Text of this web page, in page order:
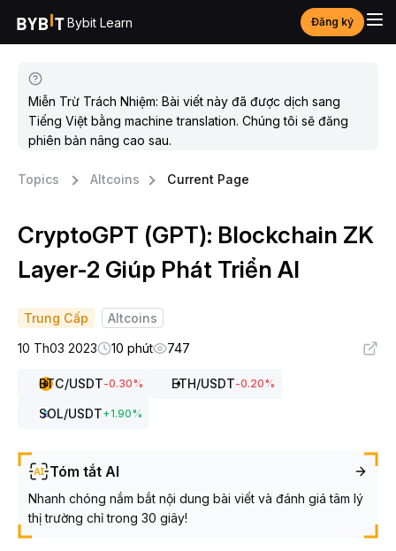
Bybit Learn Đăng ký
Miễn Trừ Trách Nhiệm: Bài viết này đã được dịch sang
Tiếng Việt bằng machine translation. Chúng tôi sẽ đăng
phiên bản nâng cao sau.
Topics Altcoins Current Page
CryptoGPT (GPT): Blockchain ZK
Layer-2 Giúp Phát Triển AI
Trung Cấp
Altcoins
10 Th03 2023
10 phút 747
BTC/USDT-0.30% ETH/USDT-0.20%
SOL/USDT+1.90%
Tóm tắt AI
Nhanh chóng nắm bắt nội dung bài viết và đánh giá tâm lý
thị trường chỉ trong 30 giây!